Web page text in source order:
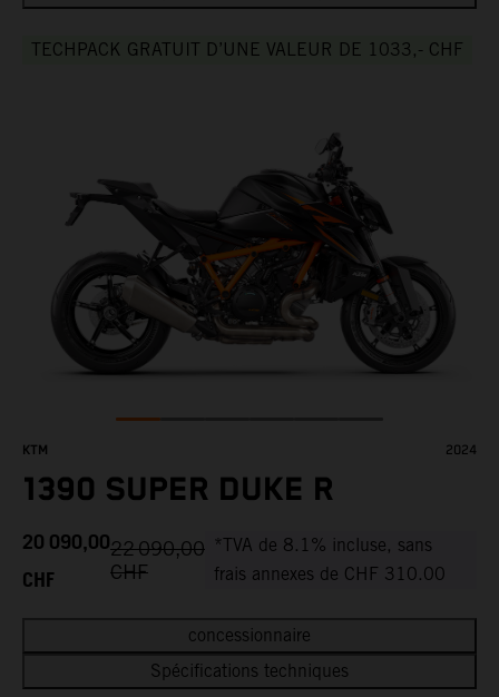
TECHPACK GRATUIT D’UNE VALEUR DE 1033,- CHF
KTM 2024
1390 SUPER DUKE R
20 090,00
CHF
22 090,00
CHF
*TVA de 8.1% incluse, sans
frais annexes de CHF 310.00
concessionnaire
Spécifications techniques